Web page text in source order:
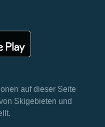
auf dieser Seite
Skigebieten und